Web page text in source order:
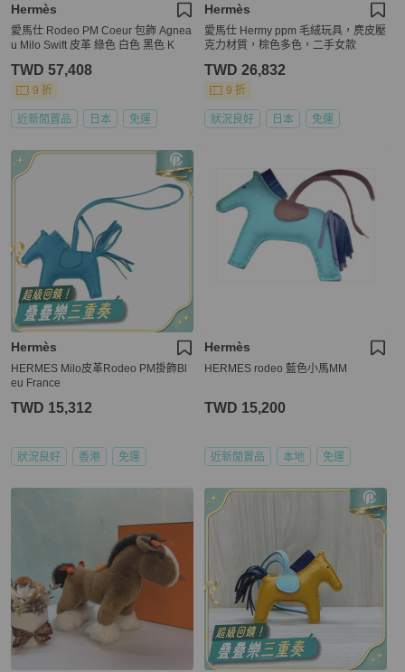
Hermès
愛馬仕 Rodeo PM Coeur 包飾 Agnea
u Milo Swift 皮革 綠色 白色 黑色 K
TWD 57,408
9 折
近新閒置品 日本 免運
Hermès
愛馬仕 Hermy ppm 毛絨玩具，麂皮壓
克力材質，棕色多色，二手女款
TWD 26,832
9 折
狀況良好 日本 免運
Hermès
HERMES Milo皮革Rodeo PM掛飾Bl
eu France
TWD 15,312
狀況良好 香港 免運
Hermès
HERMES rodeo 藍色小馬MM
TWD 15,200
近新閒置品 本地 免運